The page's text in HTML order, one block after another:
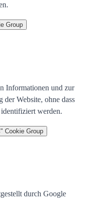
Group
Informationen und zur
Website, ohne dass
werden.
Cookie Group
durch Google